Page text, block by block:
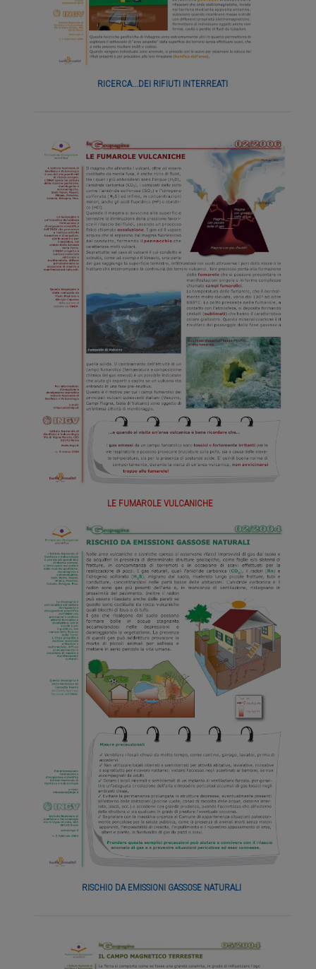
RICERCA...DEI RIFIUTI INTERREATI
LE FUMAROLE VULCANICHE
RISCHIO DA EMISSIONI GASSOSE NATURALI